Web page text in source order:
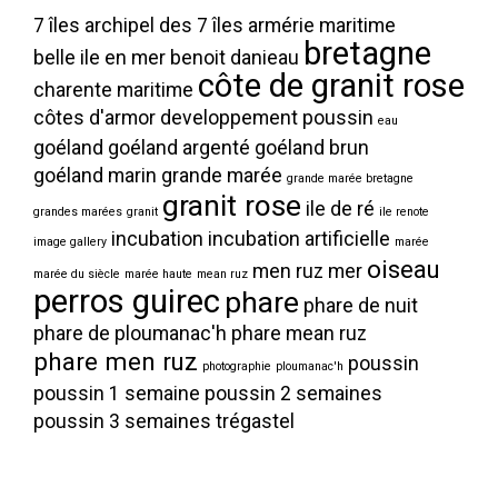
7 îles archipel des 7 îles armérie maritime
belle ile en mer benoit danieau bretagne
charente maritime côte de granit rose
côtes d'armor developpement poussin eau
goéland goéland argenté goéland brun
goéland marin grande marée grande marée bretagne
grandes marées granit granit rose ile de ré ile renote
image gallery incubation incubation artificielle marée
marée du siècle marée haute mean ruz men ruz mer oiseau
perros guirec phare phare de nuit
phare de ploumanac'h phare mean ruz
phare men ruz photographie ploumanac'h poussin
poussin 1 semaine poussin 2 semaines
poussin 3 semaines trégastel